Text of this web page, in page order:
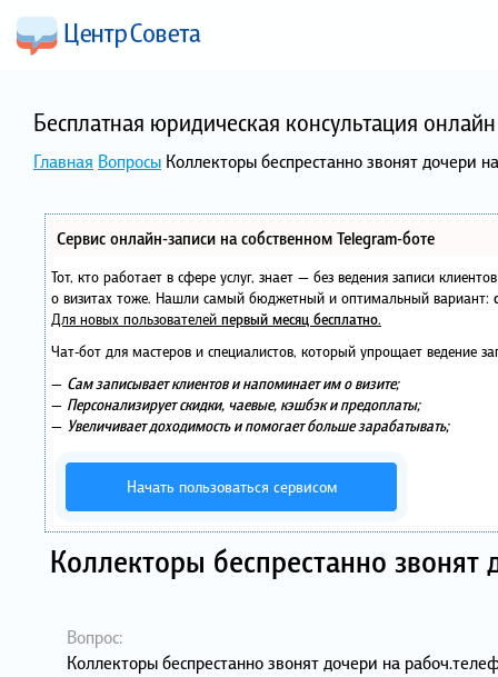
Бесплатная юридическая консультация
Главная Вопросы Коллекторы беспрестанно звонят дочери
Сервис онлайн-записи на собственном Telegram-боте
Тот, кто работает в сфере услуг, знает — без ведения записи
о визитах тоже. Нашли самый бюджетный и оптимальный вариант:
Для новых пользователей первый месяц бесплатно.
Чат-бот для мастеров и специалистов, который упрощает ведение
— Сам записывает клиентов и напоминает им о визите;
— Персонализирует скидки, чаевые, кэшбэк и предоплаты;
— Увеличивает доходимость и помогает больше зарабатывать;
Начать пользоваться сервисом
Коллекторы беспрестанно
Вопрос:
Коллекторы беспрестанно звонят дочери на